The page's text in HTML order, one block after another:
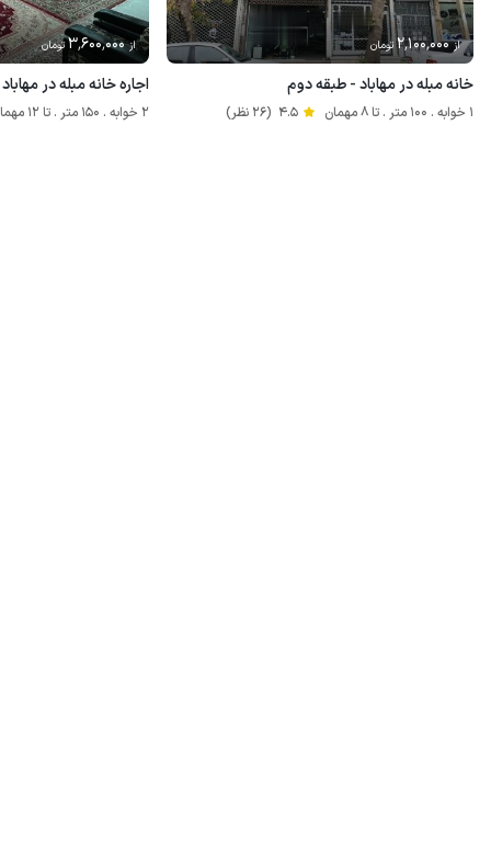
از 2٬100٬000تومان
خانه مبله در مهاباد - طبقه دوم
1 خوابه . 100 متر . تا 8 مهمان 4.5 (26 نظر)
از 3٬600٬000 تومان
اجاره خانه مبله در مهاباد
2 خوابه . 150 متر . تا 12 مهمان